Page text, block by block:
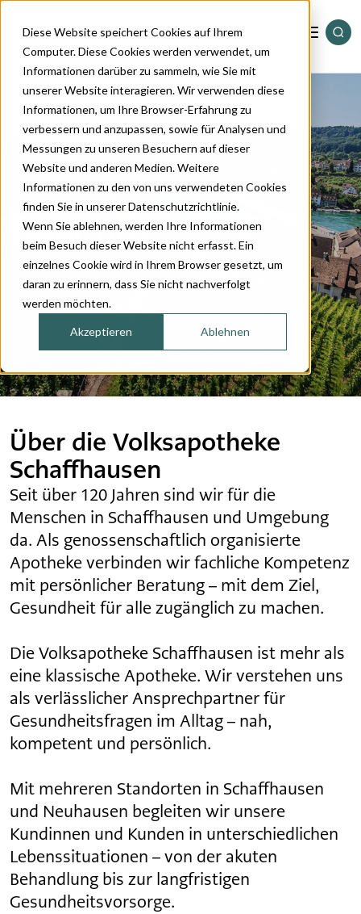
Diese Website speichert Cookies auf Ihrem
Computer. Diese Cookies werden verwendet, um
Informationen darüber zu sammeln, wie Sie mit
unserer Website interagieren. Wir verwenden diese
Informationen, um Ihre Browser-Erfahrung zu
verbessern und anzupassen, sowie für Analysen und
Messungen zu unseren Besuchern auf dieser
Website und anderen Medien. Weitere
Informationen zu den von uns verwendeten Cookies
finden Sie in unserer Datenschutzrichtlinie.
Wenn Sie ablehnen, werden Ihre Informationen
beim Besuch dieser Website nicht erfasst. Ein
einzelnes Cookie wird in Ihrem Browser gesetzt, um
daran zu erinnern, dass Sie nicht nachverfolgt
werden möchten.
Akzeptieren Ablehnen
Standorte
Dienstleistungen
Sortiment
Magazin
Über uns
Offene Stellen
Über uns
Über die Volksapotheke
Schaffhausen
Seit über 120 Jahren sind wir für die
Menschen in Schaffhausen und Umgebung
da. Als genossenschaftlich organisierte
Apotheke verbinden wir fachliche Kompetenz
mit persönlicher Beratung – mit dem Ziel,
Gesundheit für alle zugänglich zu machen.
Die Volksapotheke Schaffhausen ist mehr als
eine klassische Apotheke. Wir verstehen uns
als verlässlicher Ansprechpartner für
Gesundheitsfragen im Alltag – nah,
kompetent und persönlich.
Mit mehreren Standorten in Schaffhausen
und Neuhausen begleiten wir unsere
Kundinnen und Kunden in unterschiedlichen
Lebenssituationen – von der akuten
Behandlung bis zur langfristigen
Gesundheitsvorsorge.